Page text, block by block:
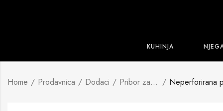
KUHINJA
Home Prodavnica Dodaci Pribor za kuhanje, pečenje i pripremu na pari